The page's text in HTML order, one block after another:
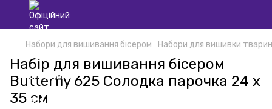
Набори для вишивання бісером Набори для вишивки
Набір для вишивання бісером
Butterfly 625 Солодка парочка 24 х
35 см